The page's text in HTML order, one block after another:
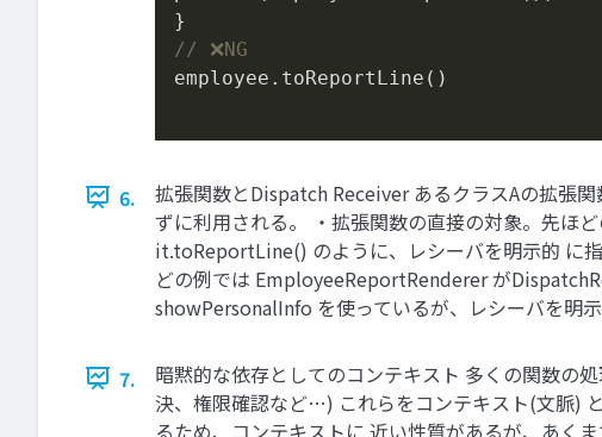
// ❌NG
employee.toReportLine()
6.
拡張関数とDispatch Receiver あるクラスAの拡張
ずに利用される。 ・拡張関数の直接の対象。先ほ
it.toReportLine() のように、レシーバを明示的 に
どの例では EmployeeReportRenderer が
showPersonalInfo を使っているが、レシーバを明
7.
暗黙的な依存としてのコンテキスト 多くの関数の
決、権限確認など…) これらをコンテキスト(文脈)
るため、コンテキストに 近い性質があるが、あく